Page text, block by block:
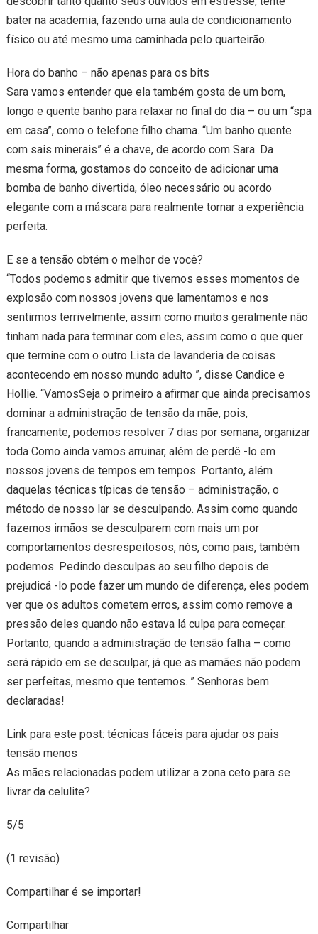
bater na academia, fazendo uma aula de condicionamento
físico ou até mesmo uma caminhada pelo quarteirão.
Hora do banho – não apenas para os bits
Sara vamos entender que ela também gosta de um bom,
longo e quente banho para relaxar no final do dia – ou um “spa
em casa”, como o telefone filho chama. “Um banho quente
com sais minerais” é a chave, de acordo com Sara. Da
mesma forma, gostamos do conceito de adicionar uma
bomba de banho divertida, óleo necessário ou acordo
elegante com a máscara para realmente tornar a experiência
perfeita.
E se a tensão obtém o melhor de você?
“Todos podemos admitir que tivemos esses momentos de
explosão com nossos jovens que lamentamos e nos
sentirmos terrivelmente, assim como muitos geralmente não
tinham nada para terminar com eles, assim como o que quer
que termine com o outro Lista de lavanderia de coisas
acontecendo em nosso mundo adulto ”, disse Candice e
Hollie. “VamosSeja o primeiro a afirmar que ainda precisamos
dominar a administração de tensão da mãe, pois,
francamente, podemos resolver 7 dias por semana, organizar
toda Como ainda vamos arruinar, além de perdê -lo em
nossos jovens de tempos em tempos. Portanto, além
daquelas técnicas típicas de tensão – administração, o
método de nosso lar se desculpando. Assim como quando
fazemos irmãos se desculparem com mais um por
comportamentos desrespeitosos, nós, como pais, também
podemos. Pedindo desculpas ao seu filho depois de
prejudicá -lo pode fazer um mundo de diferença, eles podem
ver que os adultos cometem erros, assim como remove a
pressão deles quando não estava lá culpa para começar.
Portanto, quando a administração de tensão falha – como
será rápido em se desculpar, já que as mamães não podem
ser perfeitas, mesmo que tentemos. ” Senhoras bem
declaradas!
Link para este post: técnicas fáceis para ajudar os pais
tensão menos
As mães relacionadas podem utilizar a zona ceto para se
livrar da celulite?
5/5
(1 revisão)
Compartilhar é se importar!
Compartilhar